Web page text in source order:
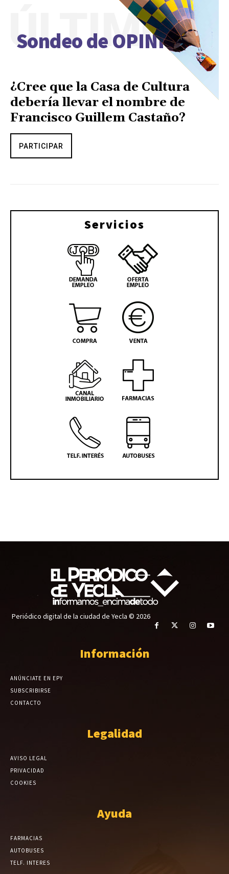
Sondeo de OPINIÓN
ÚLTIMO
¿Cree que la Casa de Cultura
debería llevar el nombre de
Francisco Guillem Castaño?
PARTICIPAR
Servicios
Periódico digital de la ciudad de Yecla © 2026
Información
ANÚNCIATE EN EPY
SUBSCRIBIRSE
CONTACTO
Legalidad
AVISO LEGAL
PRIVACIDAD
COOKIES
Ayuda
FARMACIAS
AUTOBUSES
TELF. INTERES